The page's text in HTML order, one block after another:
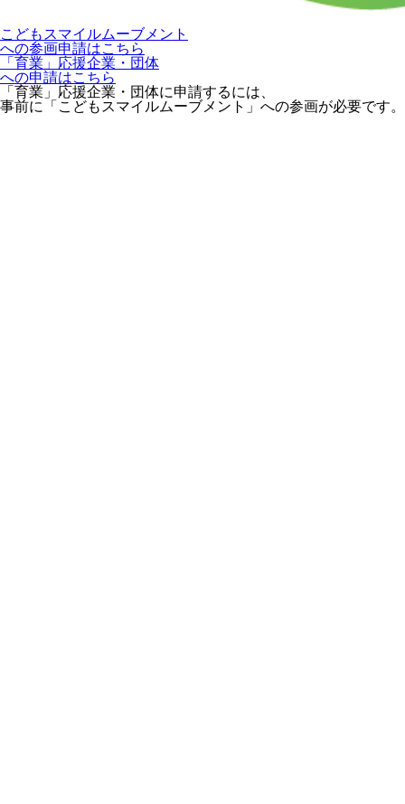
こどもスマイルムーブメント
への参画申請はこちら
「育業」応援企業・団体
への申請はこちら
「育業」応援企業・団体に申請するには、
事前に「こどもスマイルムーブメント」への参画が必要です。